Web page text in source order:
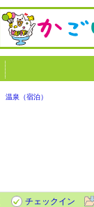
温泉（宿泊）
チェックイン